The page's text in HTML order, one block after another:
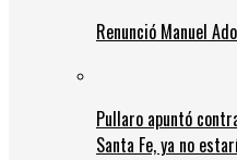
Renunció Manuel
Pullaro apuntó
Santa Fe, ya no